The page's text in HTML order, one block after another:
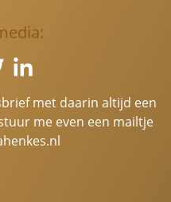
met daarin altijd een
me even een mailtje